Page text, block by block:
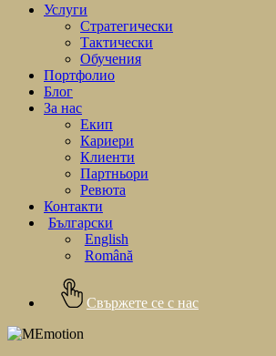
Menu
Услуги
Стратегически
Тактически
Обучения
Портфолио
Блог
За нас
Екип
Кариери
Клиенти
Партньори
Ревюта
Контакти
Български
English
Română
Свържете се с нас